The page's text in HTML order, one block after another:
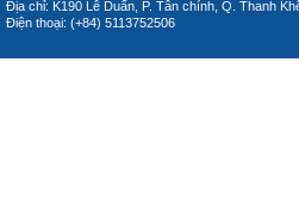
Địa chỉ: K190 Lê Duẩn, P. Tân chính, Q. Thanh
Điện thoại: (+84) 5113752506